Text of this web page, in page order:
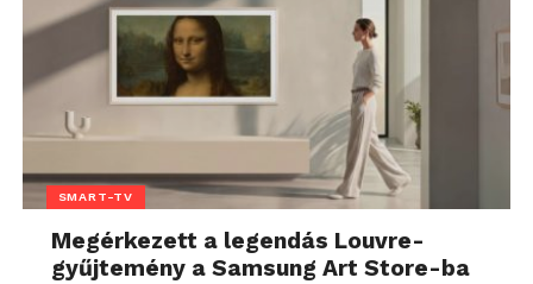
SMART-TV
Megérkezett a legendás Louvre-
gyűjtemény a Samsung Art Store-ba